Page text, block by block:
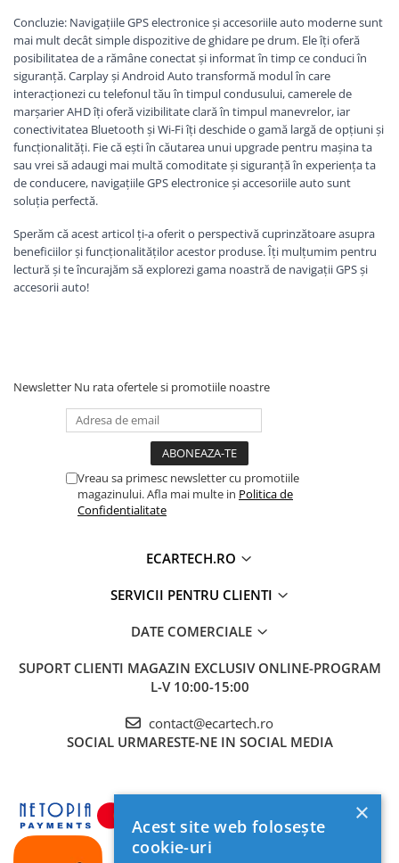
Accesorii navigatii
CarPlay&Android Auto
Camera Marsarier
Camera Trafic DVR
Rama adaptare
Camera marsarier dedicata
Adaptoare Navigatii
Rame adaptare 2DIN
Camera frontala
Accesorii auto
Redresoare Auto
Modulatoare Auto FM
Invertoare auto
Lumini Ambientale
Pompe transfer
Trusa cale distributie
Echipamente service auto
Chei si truse chei
Bricolaj
Concluzie: Navigațiile GPS electronice și accesoriile auto moderne sunt
mai mult decât simple dispozitive de ghidare pe drum. Ele îți oferă
posibilitatea de a rămâne conectat și informat în timp ce conduci în
siguranță. Carplay și Android Auto transformă modul în care
interacționezi cu telefonul tău în timpul condusului, camerele de
marșarier AHD îți oferă vizibilitate clară în timpul manevrelor, iar
conectivitatea Bluetooth și Wi-Fi îți deschide o gamă largă de opțiuni și
funcționalități. Fie că ești în căutarea unui upgrade pentru mașina ta
sau vrei să adaugi mai multă comoditate și siguranță în experiența ta
de conducere, navigațiile GPS electronice și accesoriile auto sunt
soluția perfectă.
Sperăm că acest articol ți-a oferit o perspectivă cuprinzătoare asupra
beneficiilor și funcționalităților acestor produse. Îți mulțumim pentru
lectură și te încurajăm să explorezi gama noastră de navigații GPS și
accesorii auto!
Newsletter Nu rata ofertele si promotiile noastre
Vreau sa primesc newsletter cu promotiile
magazinului. Afla mai multe in Politica de
Confidentialitate
ECARTECH.RO
SERVICII PENTRU CLIENTI
DATE COMERCIALE
SUPORT CLIENTI MAGAZIN EXCLUSIV ONLINE-PROGRAM
L-V 10:00-15:00
contact@ecartech.ro
SOCIAL URMARESTE-NE IN SOCIAL MEDIA
×
Acest site web folosește
cookie-uri